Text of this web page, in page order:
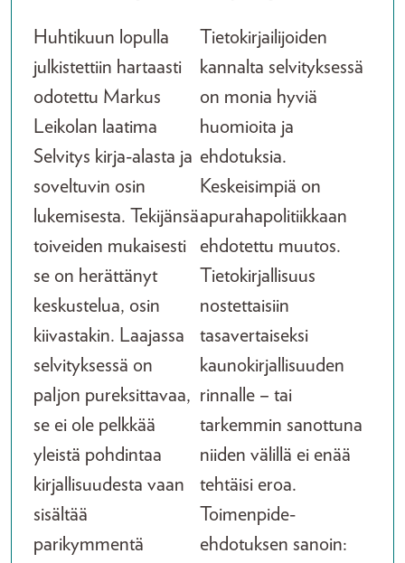
Huhtikuun lopulla
julkistettiin hartaasti
odotettu Markus
Leikolan laatima
Selvitys kirja-alasta ja
soveltuvin osin
lukemisesta. Tekijänsä
toiveiden mukaisesti
se on herättänyt
keskustelua, osin
kiivastakin. Laajassa
selvityksessä on
paljon pureksittavaa,
se ei ole pelkkää
yleistä pohdintaa
kirjallisuudesta vaan
sisältää
parikymmentä
Tietokirjailijoiden
kannalta selvityksessä
on monia hyviä
huomioita ja
ehdotuksia.
Keskeisimpiä on
apurahapolitiikkaan
ehdotettu muutos.
Tietokirjallisuus
nostettaisiin
tasavertaiseksi
kaunokirjallisuuden
rinnalle – tai
tarkemmin sanottuna
niiden välillä ei enää
tehtäisi eroa.
Toimenpide-
ehdotuksen sanoin: